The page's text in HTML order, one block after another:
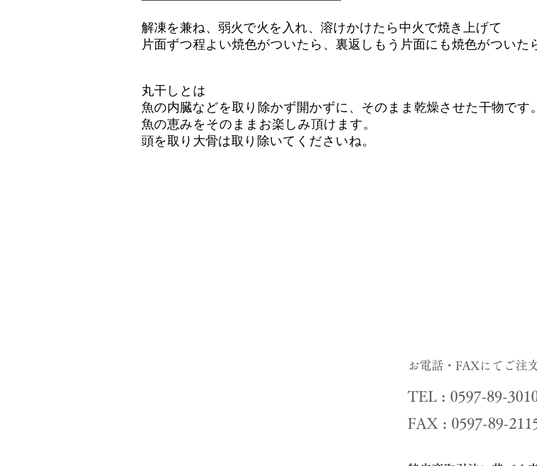
解凍を兼ね、弱火で火を入れ、溶けかけたら中火で焼き上げて
片面ずつ程よい焼色がついたら、裏返しもう片面にも焼色がついた
丸干しとは
魚の内臓などを取り除かず開かずに、そのまま乾燥させた干物です。
魚の恵みをそのままお楽しみ頂けます。
頭を取り大骨は取り除いてくださいね。
お電話・FAXにてご注
TEL : 0597-89-
FAX : 0597-89-